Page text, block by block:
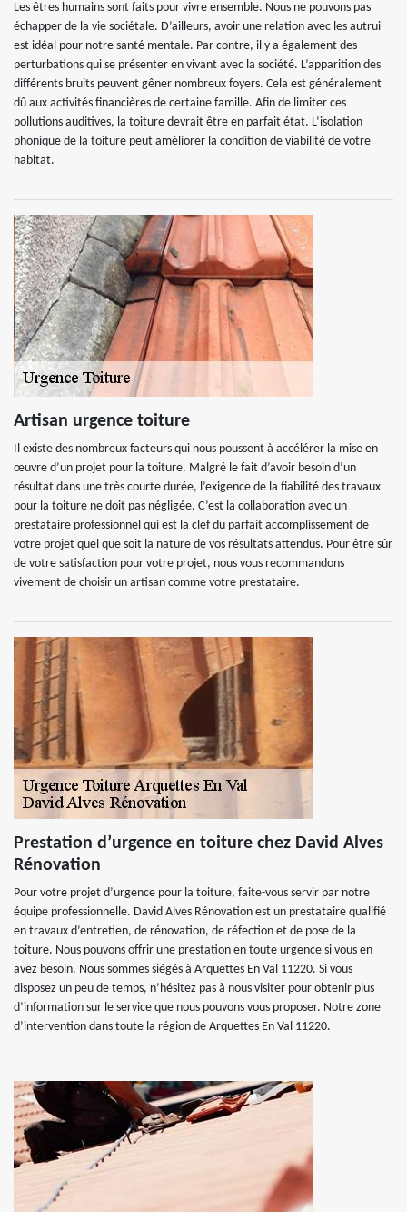
Les êtres humains sont faits pour vivre ensemble. Nous ne pouvons pas
échapper de la vie sociétale. D’ailleurs, avoir une relation avec les autrui
est idéal pour notre santé mentale. Par contre, il y a également des
perturbations qui se présenter en vivant avec la société. L’apparition des
différents bruits peuvent gêner nombreux foyers. Cela est généralement
dû aux activités financières de certaine famille. Afin de limiter ces
pollutions auditives, la toiture devrait être en parfait état. L’isolation
phonique de la toiture peut améliorer la condition de viabilité de votre
habitat.
Artisan urgence toiture
Il existe des nombreux facteurs qui nous poussent à accélérer la mise en
œuvre d’un projet pour la toiture. Malgré le fait d’avoir besoin d’un
résultat dans une très courte durée, l’exigence de la fiabilité des travaux
pour la toiture ne doit pas négligée. C’est la collaboration avec un
prestataire professionnel qui est la clef du parfait accomplissement de
votre projet quel que soit la nature de vos résultats attendus. Pour être sûr
de votre satisfaction pour votre projet, nous vous recommandons
vivement de choisir un artisan comme votre prestataire.
Prestation d’urgence en toiture chez David Alves
Rénovation
Pour votre projet d’urgence pour la toiture, faite-vous servir par notre
équipe professionnelle. David Alves Rénovation est un prestataire qualifié
en travaux d’entretien, de rénovation, de réfection et de pose de la
toiture. Nous pouvons offrir une prestation en toute urgence si vous en
avez besoin. Nous sommes siégés à Arquettes En Val 11220. Si vous
disposez un peu de temps, n’hésitez pas à nous visiter pour obtenir plus
d’information sur le service que nous pouvons vous proposer. Notre zone
d’intervention dans toute la région de Arquettes En Val 11220.